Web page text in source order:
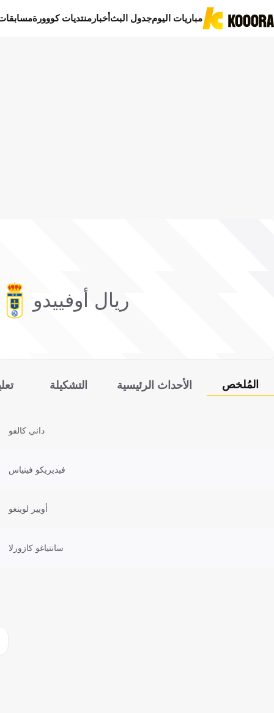
مباريات اليومجدول البثأخبار منتديات كووورة
ريال أوفييدو
المُلخص الأحداث الرئيسية التشكيلة
داني كالفو
فيديريكو فينياس
أويير لوينغو
سانتياغو كازورلا